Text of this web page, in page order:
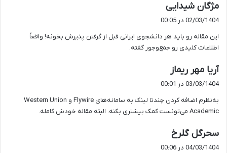
مژگان شیدایی
ف
:
02/03/1404 در 00:05
این مقاله رو باید هر دانشجوی ایرانی قبل از گرفتن پذیرش بخونه! واقعاً
اطلاعات کلیدی رو جمع‌وجور گفته.
آریا مهر ریماز
ف
:
03/03/1404 در 00:01
به‌نظرم اضافه کردن چندتا لینک به سامانه‌های Flywire و Western Union
Academic می‌تونست کمک بیشتری بکنه. البته مقاله خودش کامله.
سحرگل گلرخ
ف
04/03/1404 در 00:06